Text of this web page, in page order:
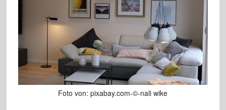
Foto von: pixabay.com-©-nali wike